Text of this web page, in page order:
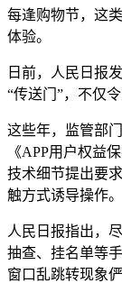
每逢购物节，这
体验。
日前，人民日报
“传送门”，不仅
这些年，监管部
《APP用户权益
技术细节提出要
触方式诱导操作。
人民日报指出，
抽查、挂名单等
窗口乱跳转现象